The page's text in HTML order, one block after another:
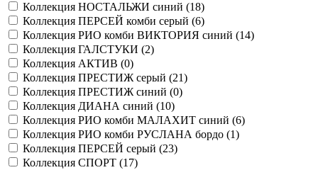
Коллекция НОСТАЛЬЖИ синий (18)
Коллекция ПЕРСЕЙ комби серый (6)
Коллекция РИО комби ВИКТОРИЯ синий (14)
Коллекция ГАЛСТУКИ (2)
Коллекция АКТИВ (0)
Коллекция ПРЕСТИЖ серый (21)
Коллекция ПРЕСТИЖ синий (0)
Коллекция ДИАНА синий (10)
Коллекция РИО комби МАЛАХИТ синий (6)
Коллекция РИО комби РУСЛАНА бордо (1)
Коллекция ПЕРСЕЙ серый (23)
Коллекция СПОРТ (17)